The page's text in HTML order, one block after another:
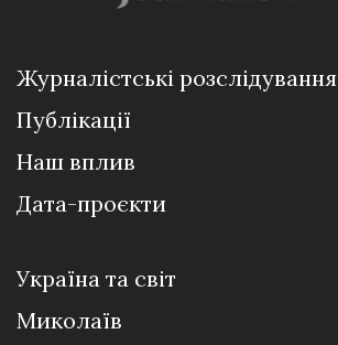
Журналістські розслідування
Публікації
Наш вплив
Дата-проєкти
Україна та світ
Миколаїв